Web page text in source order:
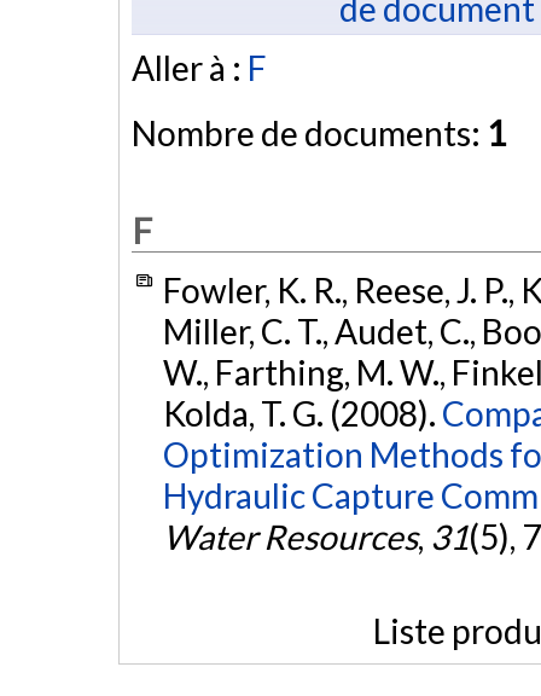
Aller à : F
Nombre de documents: 1
F
Fowler, K. R., Reese, J. P.,
Miller, C. T., Audet, C.,
W., Farthing, M. W.,
Kolda, T. G. (2008).
Optimization Methods
Hydraulic Capture
Water Resources, 31(5),
Liste